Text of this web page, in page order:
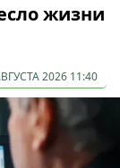
жизни
2026 11:40